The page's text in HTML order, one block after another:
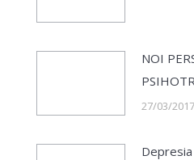
NOI
27/03/2017